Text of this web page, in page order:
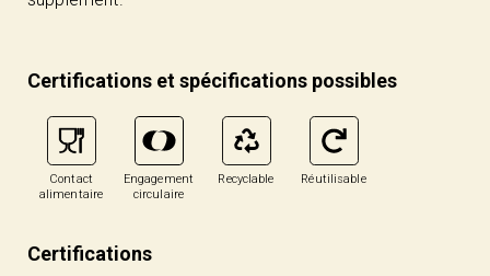
Certifications et spécifications possibles
Contact
alimentaire
Engagement
circulaire
Recyclable Réutilisable
Certifications